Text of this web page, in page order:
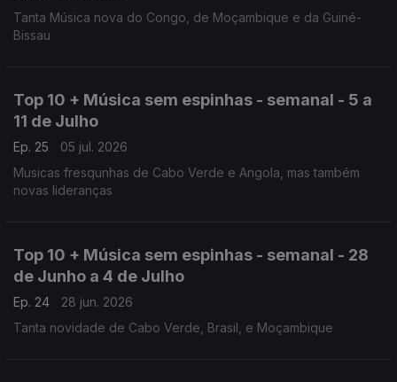
Tanta Música nova do Congo, de Moçambique e da Guiné-
Bissau
Top 10 + Música sem espinhas - semanal - 5 a
11 de Julho
Ep. 25
05 jul. 2026
Musicas fresqunhas de Cabo Verde e Angola, mas também
novas lideranças
Top 10 + Música sem espinhas - semanal - 28
de Junho a 4 de Julho
Ep. 24
28 jun. 2026
Tanta novidade de Cabo Verde, Brasil, e Moçambique